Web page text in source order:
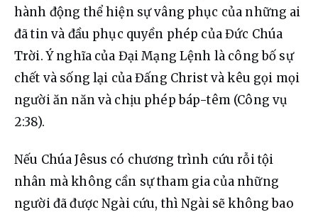
hành động thể hiện sự vâng phục của những ai
đã tin và đầu phục quyền phép của Đức Chúa
Trời. Ý nghĩa của Đại Mạng Lệnh là công bố sự
chết và sống lại của Đấng Christ và kêu gọi mọi
người ăn năn và chịu phép báp-têm (Công vụ
2:38).
Nếu Chúa Jêsus có chương trình cứu rỗi tội
nhân mà không cần sự tham gia của những
người đã được Ngài cứu, thì Ngài sẽ không bao